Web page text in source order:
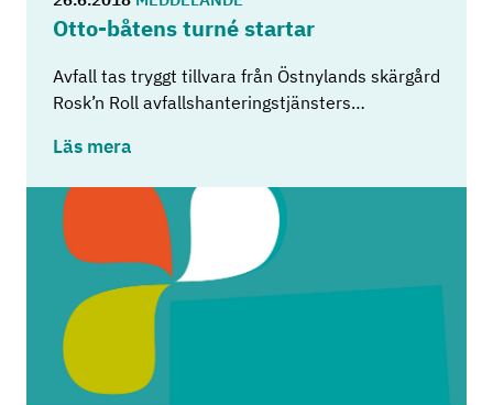
Otto-​båtens turné star­tar
Avfall tas tryggt tillvara från Östnylands skärgård
Rosk’n Roll avfallshanteringstjänsters…
Läs mera